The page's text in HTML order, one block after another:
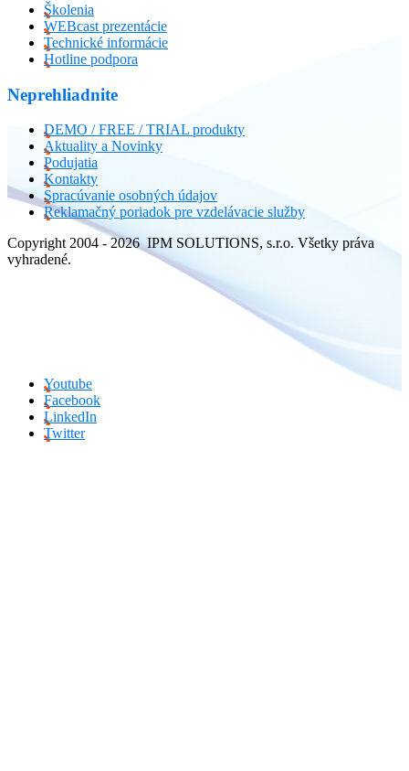
Školenia
WEBcast prezentácie
Technické informácie
Hotline podpora
Neprehliadnite
DEMO / FREE / TRIAL produkty
Aktuality a Novinky
Podujatia
Kontakty
Spracúvanie osobných údajov
Reklamačný poriadok pre vzdelávacie služby
Copyright 2004 - 2026 IPM SOLUTIONS, s.r.o. Všetky práva
vyhradené.
Youtube
Facebook
LinkedIn
Twitter